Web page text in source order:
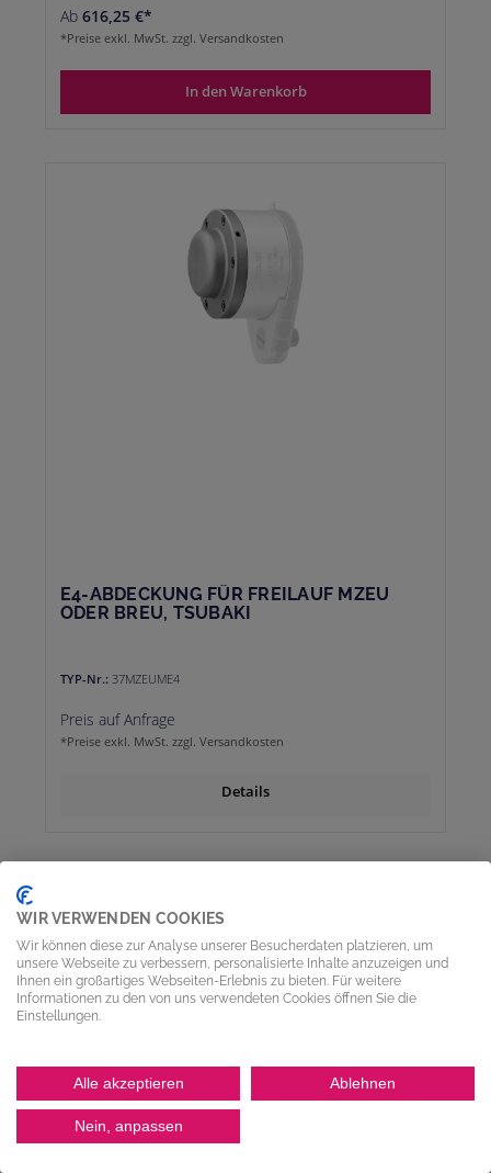
Ab 616,25 €*
*Preise exkl. MwSt. zzgl. Versandkosten
In den Warenkorb
E4-ABDECKUNG FÜR FREILAUF MZEU
ODER BREU, TSUBAKI
TYP-Nr.: 37MZEUME4
Preis auf Anfrage
*Preise exkl. MwSt. zzgl. Versandkosten
Details
WIR VERWENDEN COOKIES
Wir können diese zur Analyse unserer Besucherdaten platzieren, um
unsere Webseite zu verbessern, personalisierte Inhalte anzuzeigen und
Ihnen ein großartiges Webseiten-Erlebnis zu bieten. Für weitere
Informationen zu den von uns verwendeten Cookies öffnen Sie die
Einstellungen.
Alle akzeptieren Ablehnen
Nein, anpassen